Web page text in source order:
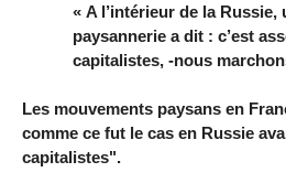
« A l’intérieur de la Russie,
paysannerie a dit : c’est
capitalistes, -nous
Les mouvements paysans en
comme ce fut le cas en Russie
capitalistes".